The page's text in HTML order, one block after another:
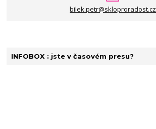
bilek.petr@skloproradost.cz
INFOBOX : jste v časovém presu?